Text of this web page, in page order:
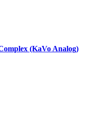
(KaVo Analog)